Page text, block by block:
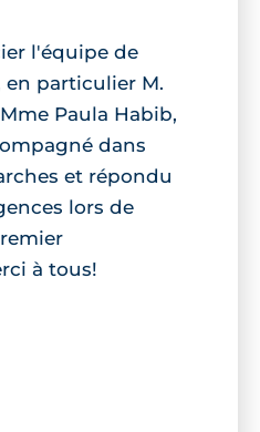
l'équipe de
en particulier M.
Paula Habib,
dans
et répondu
lors de
à tous!